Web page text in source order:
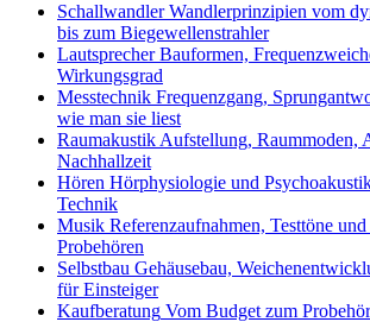
Schallwandler Wandlerprinzipien vom
bis zum Biegewellenstrahler
Lautsprecher Bauformen,
Wirkungsgrad
Messtechnik Frequenzgang,
wie man sie liest
Raumakustik Aufstellung, Raummoden,
Nachhallzeit
Hören Hörphysiologie und
Technik
Musik Referenzaufnahmen, Testtöne
Probehören
Selbstbau Gehäusebau,
für Einsteiger
Kaufberatung Vom Budget zum